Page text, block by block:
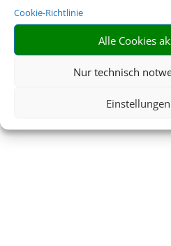
Cookie-Richtlinie
Alle Cookies
Nur technisch
Impressum
In|Service|Blacklisted
Barrierefreiheitserklärung
©2026 •